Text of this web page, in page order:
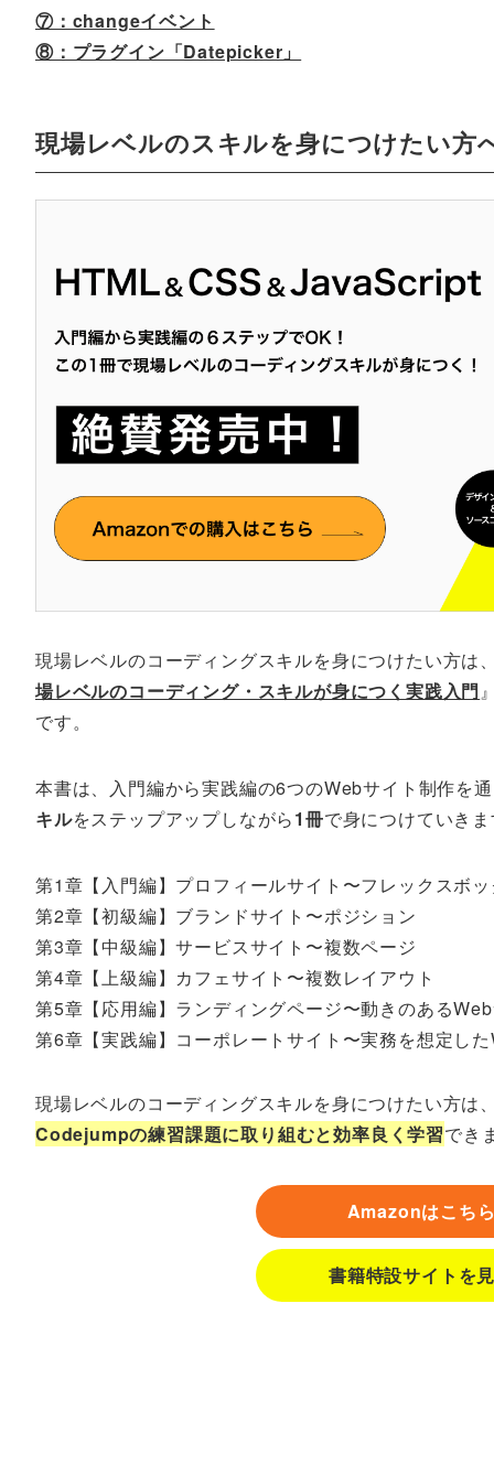
⑦：changeイベント
⑧：プラグイン「Datepicker」
現場レベルのスキルを身につけたい方
現場レベルのコーディングスキルを身につけたい方は
場レベルのコーディング・スキルが身につく実践入門
です。
本書は、入門編から実践編の6つのWebサイト制作を
キルをステップアップしながら1冊で身につけていき
第1章【入門編】プロフィールサイト〜フレックスボ
第2章【初級編】ブランドサイト〜ポジション
第3章【中級編】サービスサイト〜複数ページ
第4章【上級編】カフェサイト〜複数レイアウト
第5章【応用編】ランディングページ〜動きのある
第6章【実践編】コーポレートサイト〜実務を想定し
現場レベルのコーディングスキルを身につけたい方は
Codejumpの練習課題に取り組むと効率良く学習でき
Amazonはこち
書籍特設サイトを